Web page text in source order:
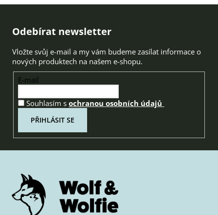
Zápatí
Odebírat newsletter
Vložte svůj e-mail a my vám budeme zasílat informace o
nových produktech na našem e-shopu.
E-mail
Souhlasím sochranou osobních údajů
PŘIHLÁSIT SE